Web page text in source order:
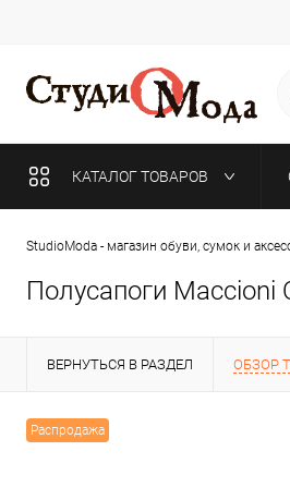
КАТАЛОГ ТОВАРОВ
StudioModa - магазин обуви, сумок и
Полусапоги Maccioni
ВЕРНУТЬСЯ В РАЗДЕЛ ОБЗОР
Распродажа